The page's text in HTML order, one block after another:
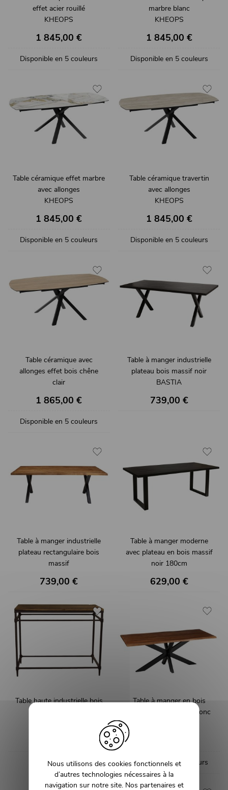
effet acier rouillé
KHEOPS
1 845,00 €
Disponible en 5 couleurs
marbre blanc
KHEOPS
1 845,00 €
Disponible en 5 couleurs
Table céramique effet marbre
avec allonges
KHEOPS
1 845,00 €
Disponible en 5 couleurs
Table céramique travertin
avec allonges
KHEOPS
1 845,00 €
Disponible en 5 couleurs
Table céramique avec
allonges effet bois chêne
clair
1 865,00 €
Disponible en 5 couleurs
Table à manger industrielle
plateau bois massif noir
BASTIA
739,00 €
Table à manger industrielle
plateau rectangulaire bois
massif
739,00 €
Table à manger moderne
avec plateau en bois massif
noir 180cm
629,00 €
Table haute industrielle bois
Table à manger en bois
massif d'acacia effet tronc
Disponible en 2 couleurs
Nous utilisons des cookies fonctionnels et
d’autres technologies nécessaires à la
navigation sur notre site. Nos partenaires et